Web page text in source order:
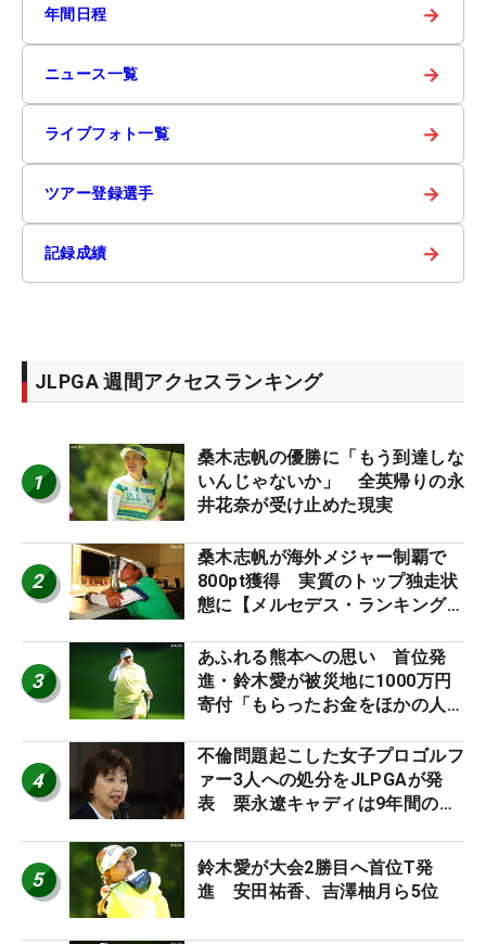
年間日程 →
ニュース一覧 →
ライブフォト一覧 →
ツアー登録選手 →
記録成績 →
JLPGA 週間アクセスランキング
1
桑木志帆の優勝に「もう到達しな
いんじゃないか」 全英帰りの永
井花奈が受け止めた現実
2
桑木志帆が海外メジャー制覇で
800pt獲得 実質のトップ独走状
態に【メルセデス・ランキング番
3
あふれる熊本への思い 首位発
進・鈴木愛が被災地に1000万円
寄付「もらったお金をほかの人
4
不倫問題起こした女子プロゴルフ
ァー3人への処分をJLPGAが発
表 栗永遼キャディは9年間の立
5
鈴木愛が大会2勝目へ首位T発
進 安田祐香、吉澤柚月ら5位